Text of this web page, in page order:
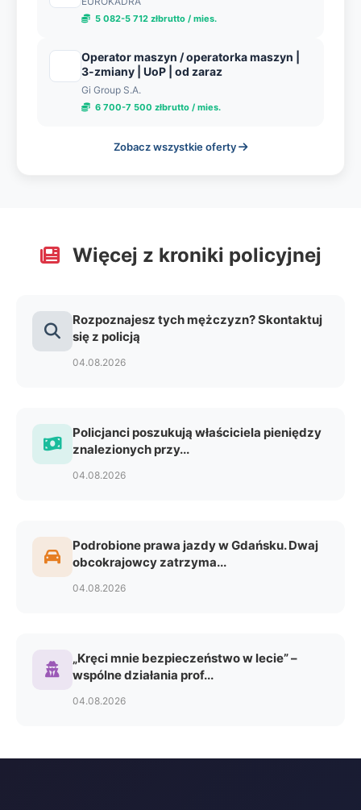
5 082-5 712 złbrutto / mies.
Operator maszyn / operatorka maszyn |
3-zmiany | UoP | od zaraz
Gi Group S.A.
6 700-7 500 złbrutto / mies.
Zobacz wszystkie oferty
Więcej z kroniki policyjnej
Rozpoznajesz tych mężczyzn? Skontaktuj
się z policją
04.08.2026
Policjanci poszukują właściciela pieniędzy
znalezionych przy...
04.08.2026
Podrobione prawa jazdy w Gdańsku. Dwaj
obcokrajowcy zatrzyma...
04.08.2026
„Kręci mnie bezpieczeństwo w lecie” –
wspólne działania prof...
04.08.2026